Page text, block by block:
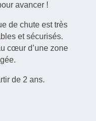
avancer !
de chute est très
et sécurisés.
cœur d’une zone
de 2 ans.